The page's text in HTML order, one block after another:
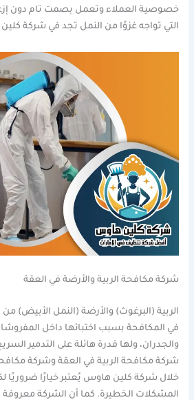
خصوصية العملاء وتعمل بصمت تام دون
التي تواجه غزوًا من النمل تجد في شركة
شركة مكافحة الربية والأرضة في العقة
الربية (البرغوث) والأرضة (النمل الأبيض)
في المكافحة بسبب اختبائها داخل
والجدران، ولها قدرة هائلة على التدمير
شركة مكافحة الربية في العقة وشركة
خلال شركة كلين هاوس يُعتبر خيارًا ضروريًا
المشكلات الخطيرة. كما أن الشركة معروفة